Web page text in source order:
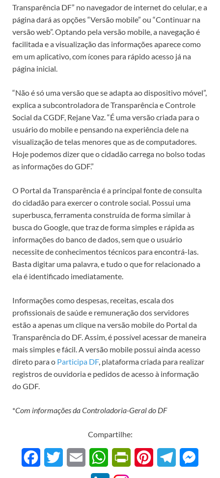
Transparência DF” no navegador de internet do celular, e a
página dará as opções “Versão mobile” ou “Continuar na
versão web”. Optando pela versão mobile, a navegação é
facilitada e a visualização das informações aparece como
em um aplicativo, com ícones para rápido acesso já na
página inicial.
“Não é só uma versão que se adapta ao dispositivo móvel”,
explica a subcontroladora de Transparência e Controle
Social da CGDF, Rejane Vaz. “É uma versão criada para o
usuário do mobile e pensando na experiência dele na
visualização de telas menores que as de computadores.
Hoje podemos dizer que o cidadão carrega no bolso todas
as informações do GDF.”
O Portal da Transparência é a principal fonte de consulta
do cidadão para exercer o controle social. Possui uma
superbusca, ferramenta construída de forma similar à
busca do Google, que traz de forma simples e rápida as
informações do banco de dados, sem que o usuário
necessite de conhecimentos técnicos para encontrá-las.
Basta digitar uma palavra, e tudo o que for relacionado a
ela é identificado imediatamente.
Informações como despesas, receitas, escala dos
profissionais de saúde e remuneração dos servidores
estão a apenas um clique na versão mobile do Portal da
Transparência do DF. Assim, é possível acessar de maneira
mais simples e fácil. A versão mobile possui ainda acesso
direto para o Participa DF, plataforma criada para realizar
registros de ouvidoria e pedidos de acesso à informação
do GDF.
*Com informações da Controladoria-Geral do DF
Compartilhe:
m
W
h